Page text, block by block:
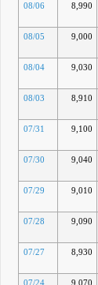
08/06 8,990
08/05 9,000
08/04 9,030
08/03 8,910
07/31 9,100
07/30 9,040
07/29 9,010
07/28 9,090
07/27 8,930
07/24 9,070